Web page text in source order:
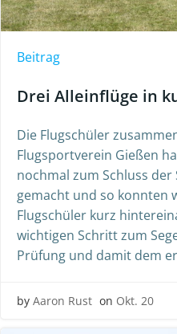
Beitrag
Drei Alleinflüge in
Die Flugschüler
Flugsportverein Gießen
nochmal zum Schluss
gemacht und so konnten
Flugschüler kurz
wichtigen Schritt zum
Prüfung und damit dem
by Aaron Rust on Okt. 20